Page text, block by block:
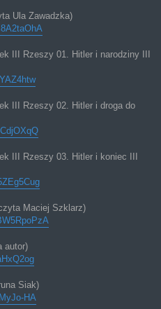
Ula Zawadzka)
III Rzeszy 01. Hitler i narodziny III
III Rzeszy 02. Hitler i droga do
III Rzeszy 03. Hitler i koniec III
Maciej Szklarz)
autor)
Siak)
HA